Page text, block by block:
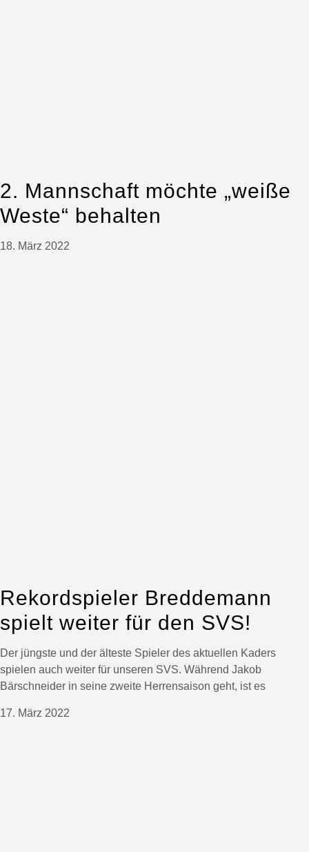
2. Mannschaft möchte „weiße
Weste“ behalten
18. März 2022
Rekordspieler Breddemann
spielt weiter für den SVS!
Der jüngste und der älteste Spieler des aktuellen Kaders
spielen auch weiter für unseren SVS. Während Jakob
Bärschneider in seine zweite Herrensaison geht, ist es
17. März 2022